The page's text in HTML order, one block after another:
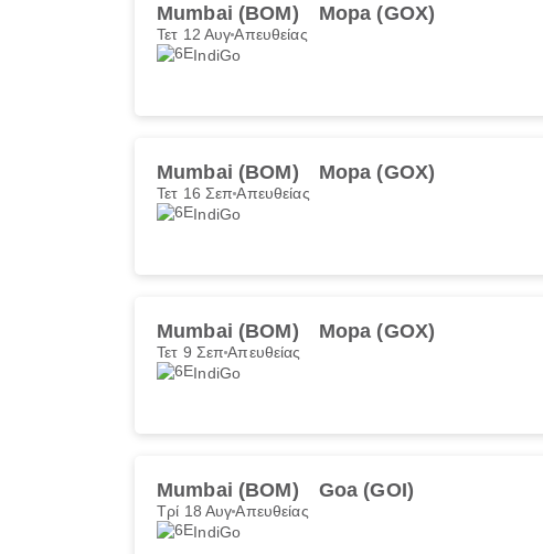
Mumbai (BOM) Mopa (GOX)
Τετ 12 ΑυγΑπευθείας
IndiGo
Mumbai (BOM) Mopa (GOX)
Τετ 16 ΣεπΑπευθείας
IndiGo
Mumbai (BOM) Mopa (GOX)
Τετ 9 ΣεπΑπευθείας
IndiGo
Mumbai (BOM) Goa (GOI)
Τρί 18 ΑυγΑπευθείας
IndiGo